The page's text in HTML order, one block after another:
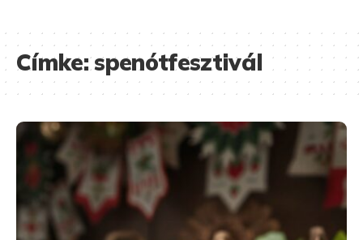
Címke:spenótfesztivál